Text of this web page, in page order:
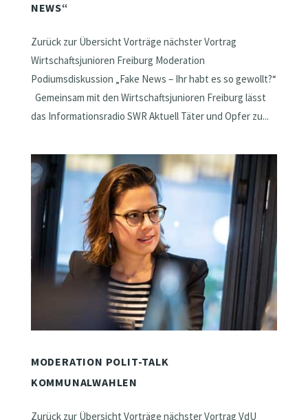
NEWS“
Zurück zur Übersicht Vorträge nächster Vortrag
Wirtschaftsjunioren Freiburg Moderation
Podiumsdiskussion „Fake News – Ihr habt es so gewollt?“
Gemeinsam mit den Wirtschaftsjunioren Freiburg lässt
das Informationsradio SWR Aktuell Täter und Opfer zu...
MODERATION POLIT-TALK
KOMMUNALWAHLEN
Zurück zur Übersicht Vorträge nächster Vortrag VdU